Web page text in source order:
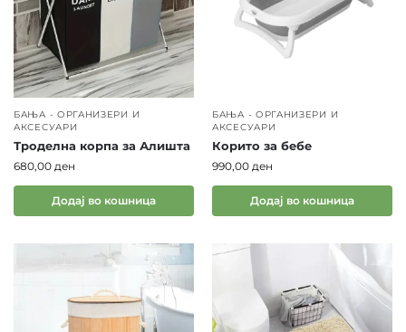
БАЊА - ОРГАНИЗЕРИ И
АКСЕСУАРИ
Троделна корпа за Алишта
680,00 ден
Додај во кошница
БАЊА - ОРГАНИЗЕРИ И
АКСЕСУАРИ
Корито за бебе
990,00 ден
Додај во кошница